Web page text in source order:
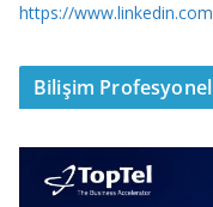
https://
Bilişim